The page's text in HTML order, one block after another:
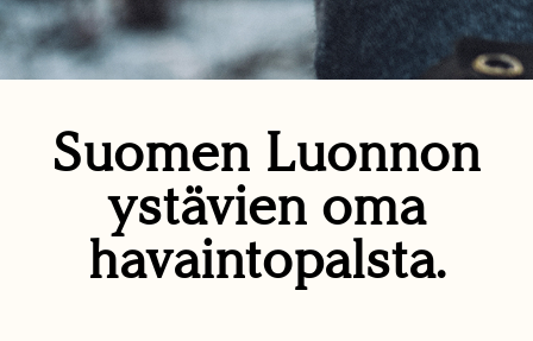
Suomen Luonnon
ystävien oma
havaintopalsta.